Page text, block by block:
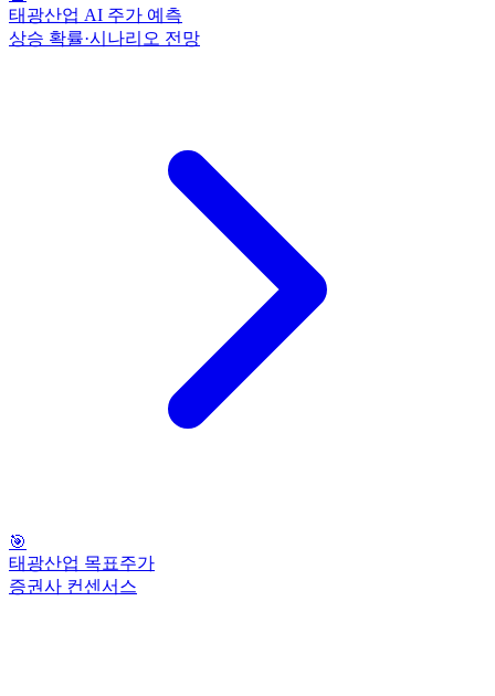
태광산업 AI 주가 예측
상승 확률·시나리오 전망
🎯
태광산업 목표주가
증권사 컨센서스